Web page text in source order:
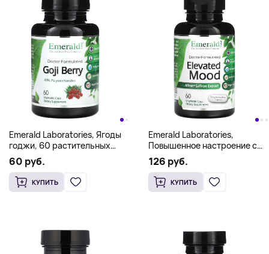
Emerald Laboratories, Ягоды
годжи, 60 растительных
капсул (750 мг в капсуле)
60 руб.
КУПИТЬ
Emerald Laboratories,
Повышенное настроение с
экстрактом афрона и
шафрана, 60 растительных
капсул
126 руб.
КУПИТЬ